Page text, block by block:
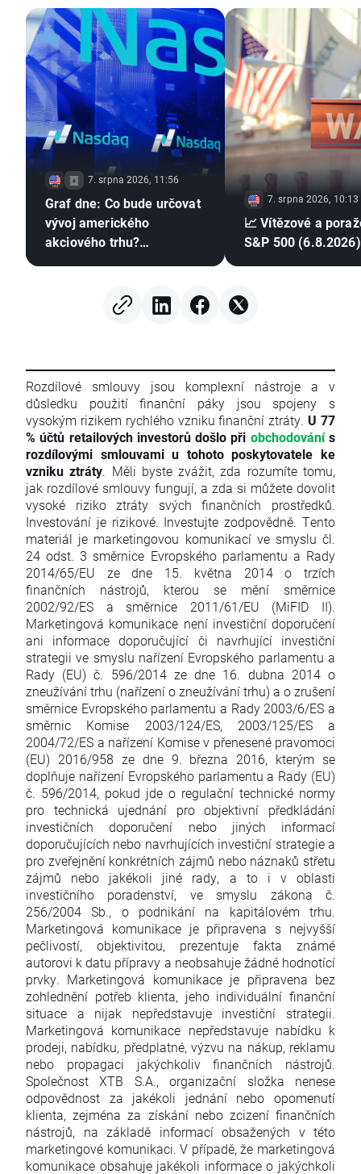
7. srpna 2026, 11:56
Graf dne: Co bude určovat
vývoj amerického
akciového trhu?
7. srpna 2026, 10:13
📈 Vítězové a
S&P 500 (6.8.2026)
Rozdílové smlouvy jsou komplexní nástroje a v
důsledku použití finanční páky jsou spojeny s
vysokým rizikem rychlého vzniku finanční ztráty. U 77
% účtů retailových investorů došlo při obchodovánís
rozdílovými smlouvami u tohoto poskytovatele ke
vzniku ztráty. Měli byste zvážit, zda rozumíte tomu,
jak rozdílové smlouvy fungují, a zda si můžete dovolit
vysoké riziko ztráty svých finančních prostředků.
Investování je rizikové. Investujte zodpovědně. Tento
materiál je marketingovou komunikací ve smyslu čl.
24 odst. 3 směrnice Evropského parlamentu a Rady
2014/65/EU ze dne 15. května 2014 o trzích
finančních nástrojů, kterou se mění směrnice
2002/92/ES a směrnice 2011/61/EU (MiFID II).
Marketingová komunikace není investiční doporučení
ani informace doporučující či navrhující investiční
strategii ve smyslu nařízení Evropského parlamentu a
Rady (EU) č. 596/2014 ze dne 16. dubna 2014 o
zneužívání trhu (nařízení o zneužívání trhu) a o zrušení
směrnice Evropského parlamentu a Rady 2003/6/ES a
směrnic Komise 2003/124/ES, 2003/125/ES a
2004/72/ES a nařízení Komise v přenesené pravomoci
(EU) 2016/958 ze dne 9. března 2016, kterým se
doplňuje nařízení Evropského parlamentu a Rady (EU)
č. 596/2014, pokud jde o regulační technické normy
pro technická ujednání pro objektivní předkládání
investičních doporučení nebo jiných informací
doporučujících nebo navrhujících investiční strategie a
pro zveřejnění konkrétních zájmů nebo náznaků střetu
zájmů nebo jakékoli jiné rady, a to i v oblasti
investičního poradenství, ve smyslu zákona č.
256/2004 Sb., o podnikání na kapitálovém trhu.
Marketingová komunikace je připravena s nejvyšší
pečlivostí, objektivitou, prezentuje fakta známé
autorovi k datu přípravy a neobsahuje žádné hodnotící
prvky. Marketingová komunikace je připravena bez
zohlednění potřeb klienta, jeho individuální finanční
situace a nijak nepředstavuje investiční strategii.
Marketingová komunikace nepředstavuje nabídku k
prodeji, nabídku, předplatné, výzvu na nákup, reklamu
nebo propagaci jakýchkoliv finančních nástrojů.
Společnost XTB S.A., organizační složka nenese
odpovědnost za jakékoli jednání nebo opomenutí
klienta, zejména za získání nebo zcizení finančních
nástrojů, na základě informací obsažených v této
marketingové komunikaci. V případě, že marketingová
komunikace obsahuje jakékoli informace o jakýchkoli